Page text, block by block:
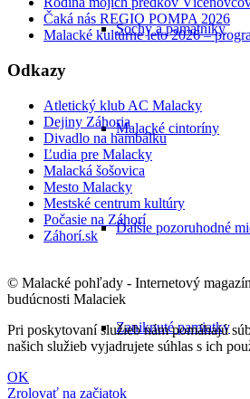
Sochy a pamätníky
Malacké cintoríny
Ďalšie pozoruhodné
Zaniknuté pamiatky
Čaká nás REGIO POMPA 2026
Malacké kultúrne leto 2026 –
Odkazy
Atletický klub AC Malacky
Dejiny Záhoria
Divadlo na hambálku
Ľudia pre Malacky
Malacká šošovica
Mesto Malacky
Mestské centrum kultúry
Počasie na Záhorí
Záhorí.sk
© Malacké pohľady - Internetový
budúcnosti Malaciek
Pri poskytovaní služieb nám pomáhajú
našich služieb vyjadrujete súhlas s ich
OK
Zrolovať na začiatok